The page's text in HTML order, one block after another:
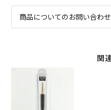
商品についてのお問い合わせ
関